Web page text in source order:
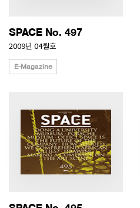
SPACE No. 497
2009년 04월호
E-Magazine